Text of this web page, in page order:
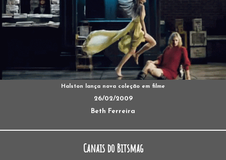
Halston lança nova coleção em filme
26/02/2009
Beth Ferreira
Canais do Bitsmag